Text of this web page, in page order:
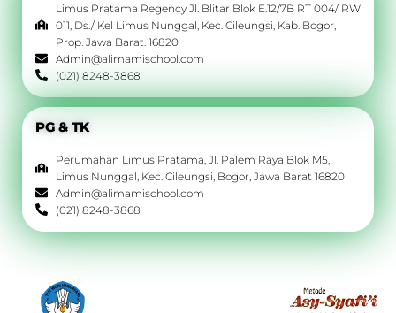
Limus Pratama Regency Jl. Blitar Blok E.12/7B RT 004/ RW
011, Ds./ Kel Limus Nunggal, Kec. Cileungsi, Kab. Bogor,
Prop. Jawa Barat. 16820
Admin@alimamischool.com
(021) 8248-3868
PG & TK
Perumahan Limus Pratama, Jl. Palem Raya Blok M5,
Limus Nunggal, Kec. Cileungsi, Bogor, Jawa Barat 16820
Admin@alimamischool.com
(021) 8248-3868